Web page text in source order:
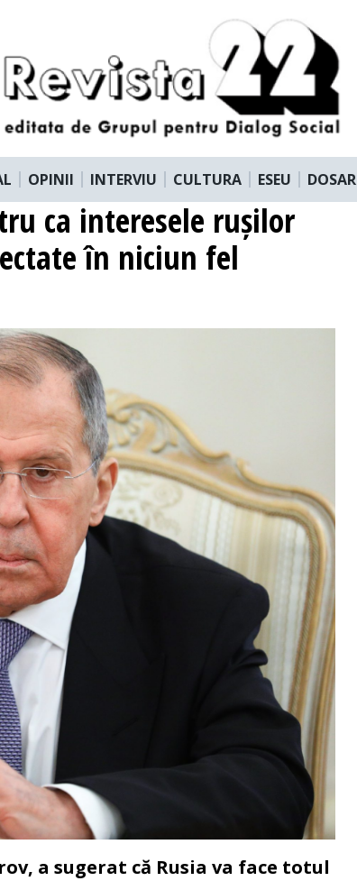
OPINII INTERVIU CULTURA ESEU DOSAR
ca interesele rușilor
în niciun fel
a sugerat că Rusia va face totul